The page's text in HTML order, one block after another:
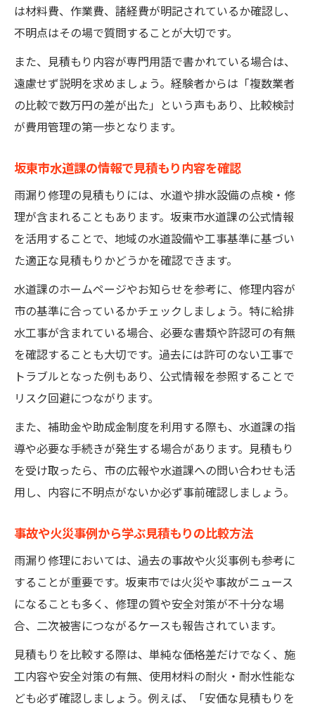
は材料費、作業費、諸経費が明記されているか確認し、
不明点はその場で質問することが大切です。
また、見積もり内容が専門用語で書かれている場合は、
遠慮せず説明を求めましょう。経験者からは「複数業者
の比較で数万円の差が出た」という声もあり、比較検討
が費用管理の第一歩となります。
坂東市水道課の情報で見積もり内容を確認
雨漏り修理の見積もりには、水道や排水設備の点検・修
理が含まれることもあります。坂東市水道課の公式情報
を活用することで、地域の水道設備や工事基準に基づい
た適正な見積もりかどうかを確認できます。
水道課のホームページやお知らせを参考に、修理内容が
市の基準に合っているかチェックしましょう。特に給排
水工事が含まれている場合、必要な書類や許認可の有無
を確認することも大切です。過去には許可のない工事で
トラブルとなった例もあり、公式情報を参照することで
リスク回避につながります。
また、補助金や助成金制度を利用する際も、水道課の指
導や必要な手続きが発生する場合があります。見積もり
を受け取ったら、市の広報や水道課への問い合わせも活
用し、内容に不明点がないか必ず事前確認しましょう。
事故や火災事例から学ぶ見積もりの比較方法
雨漏り修理においては、過去の事故や火災事例も参考に
することが重要です。坂東市では火災や事故がニュース
になることも多く、修理の質や安全対策が不十分な場
合、二次被害につながるケースも報告されています。
見積もりを比較する際は、単純な価格差だけでなく、施
工内容や安全対策の有無、使用材料の耐火・耐水性能な
ども必ず確認しましょう。例えば、「安価な見積もりを